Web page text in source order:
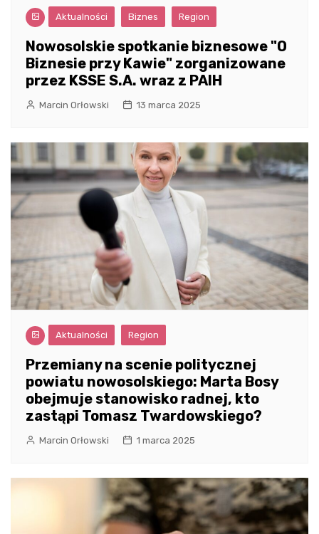
Aktualności Biznes Region
Nowosolskie spotkanie biznesowe "O
Biznesie przy Kawie" zorganizowane
przez KSSE S.A. wraz z PAIH
Marcin Orłowski 13 marca 2025
Aktualności Region
Przemiany na scenie politycznej
powiatu nowosolskiego: Marta Bosy
obejmuje stanowisko radnej, kto
zastąpi Tomasz Twardowskiego?
Marcin Orłowski 1 marca 2025